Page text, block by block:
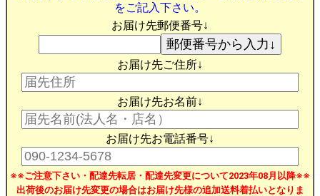
をご記入下さい。
お届け先郵便番号↓
お届け先ご住所↓
お届け先お名前↓
お届け先お電話番号↓
※※ご注意下さい・配達先転居・配達先変更について2023年08月以降※※
出荷後のお届け先変更の場合はお届け先様の追加送料着払いとなりま